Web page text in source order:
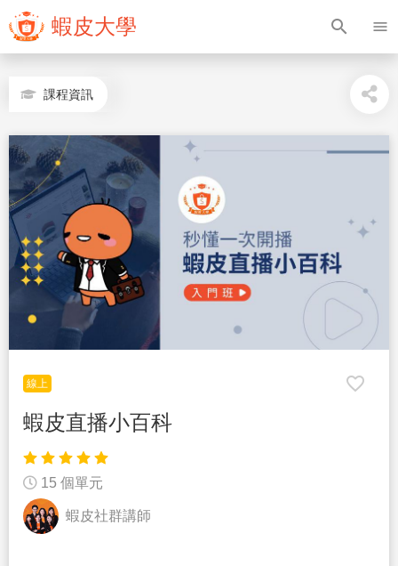
蝦皮大學 search menu
課程資訊
線上 favorite_border
蝦皮直播小百科
15 個單元
蝦皮社群講師